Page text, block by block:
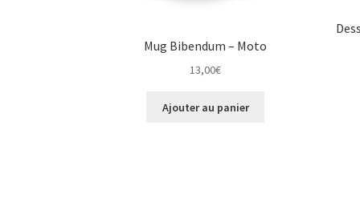
Mug Bibendum – Moto
13,00€
Ajouter au panier